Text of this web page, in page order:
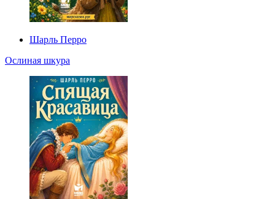
Шарль Перро
Ослиная шкура